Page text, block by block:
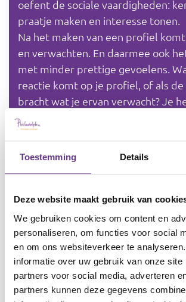
Toestemming Details
Deze website maakt gebruik van
We gebruiken cookies om content en
personaliseren, om functies voor social
en om ons websiteverkeer te
informatie over uw gebruik van onze site
partners voor social media, adverteren
partners kunnen deze gegevens
oefent de sociale vaardigheden:
praatje maken en interesse tonen.
Na het maken van een profiel
en verwachten. En daarmee ook
met minder prettige gevoelens.
reactie komt op je profiel, of als
bracht wat je ervan verwacht? Je
relativeren, bijvoorbeeld met
merkt dat je vastloopt met de
ik. Of maak een cross-over naar
De eerste stap is het maken van
ben ik, wat zoek ik?
Hoe bouw je het op? en
De opbouw van het materiaal is
je werkt van stap 1 naar 2, 3,